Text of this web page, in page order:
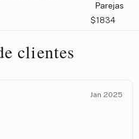
Parejas
$1834
clientes
Jan 2025